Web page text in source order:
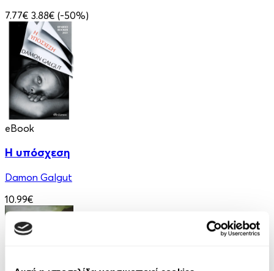
7.77€ 3.88€ (-50%)
eBook
Η υπόσχεση
Damon Galgut
10.99€